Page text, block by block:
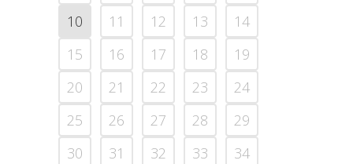
10
11 12 13
14
15
16 17 18
19
20
21 22 23
24
25
26 27 28
29
30
31 32 33
34